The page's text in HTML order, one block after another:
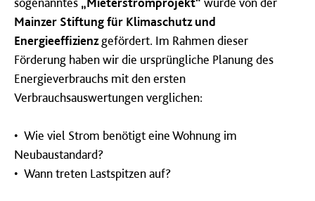
Mainzer Stiftung für Klimaschutz und
Energieeffizienzgefördert. Im Rahmen dieser
Förderung haben wir die ursprüngliche Planung des
Energieverbrauchs mit den ersten
Verbrauchsauswertungen verglichen:
• Wie viel Strom benötigt eine Wohnung im
Neubaustandard?
• Wann treten Lastspitzen auf?